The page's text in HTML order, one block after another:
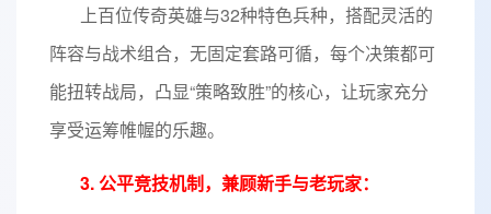
上百位传奇英雄与32种特色兵种，搭配灵活的
阵容与战术组合，无固定套路可循，每个决策都可
能扭转战局，凸显“策略致胜”的核心，让玩家充分
享受运筹帷幄的乐趣。
3. 公平竞技机制，兼顾新手与老玩家：